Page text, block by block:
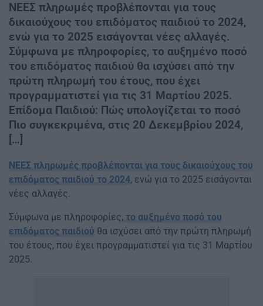
ΝΕΕΣ πληρωμές προβλέπονται για τους
δικαιούχους του επιδόματος παιδιού το 2024,
ενώ για το 2025 εισάγονται νέες αλλαγές.
Σύμφωνα με πληροφορίες, το αυξημένο ποσό
του επιδόματος παιδιού θα ισχύσει από την
πρώτη πληρωμή του έτους, που έχει
προγραμματιστεί για τις 31 Μαρτίου 2025.
Επίδομα Παιδιού: Πώς υπολογίζεται το ποσό
Πιο συγκεκριμένα, στις 20 Δεκεμβρίου 2024,
[…]
ΝΕΕΣ πληρωμές προβλέπονται για τους δικαιούχους του
επιδόματος παιδιού το 2024, ενώ για το 2025 εισάγονται
νέες αλλαγές.
Σύμφωνα με πληροφορίες, το αυξημένο ποσό του
επιδόματος παιδιού θα ισχύσει από την πρώτη πληρωμή
του έτους, που έχει προγραμματιστεί για τις 31 Μαρτίου
2025.